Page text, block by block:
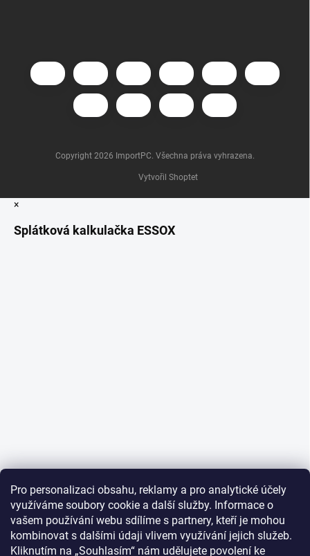
Pro personalizaci obsahu, reklamy a pro analytické účely
využíváme soubory cookie a další služby. Informace o
vašem používání webu sdílíme s partnery, kteří je mohou
kombinovat s dalšími údaji vlivem využívání jejich služeb.
Kliknutím na „Souhlasím“ nám udělujete povolení ke
Vytvořil Shoptet
Copyright 2026 ImportPC. Všechna práva vyhrazena.
×
Splátková kalkulačka ESSOX